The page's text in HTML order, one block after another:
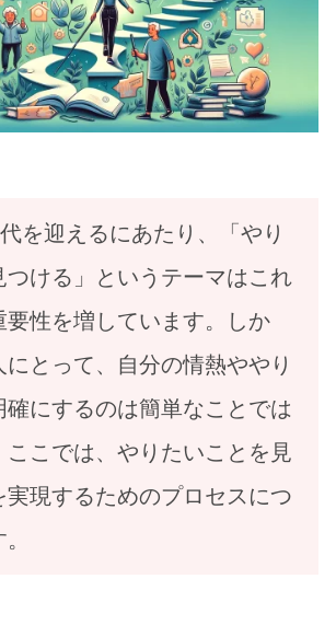
を迎えるにあたり、「やり
つける」というテーマはこれ
要性を増しています。しか
にとって、自分の情熱ややり
確にするのは簡単なことでは
ここでは、やりたいことを見
実現するためのプロセスにつ